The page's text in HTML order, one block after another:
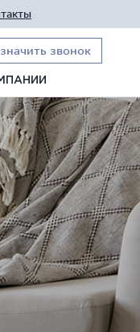
звонок